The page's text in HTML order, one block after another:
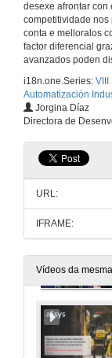
desexe afrontar con
competitividade nos
conta e melloralos
factor diferencial
avanzados poden
i18n.one.Series: VIII
Automatización
Jorgina Díaz
Directora de
URL:
IFRAME:
Vídeos da